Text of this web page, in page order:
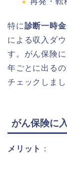
特に診断一時金
による収入ダ
す。がん保険
年ごとに出る
チェックしまし
がん保険に
メリット ：